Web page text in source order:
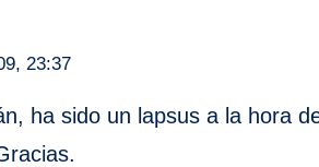
23:37
ha sido un lapsus a la hora